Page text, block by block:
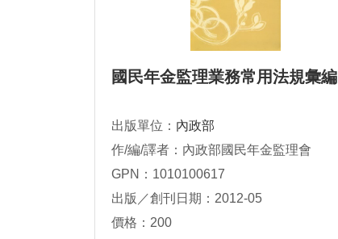
國民年金監理業務常用法規彙編
出版單位： 內政部
作/編/譯者：內政部國民年金監理會
GPN：1010100617
出版／創刊日期：2012-05
價格：200